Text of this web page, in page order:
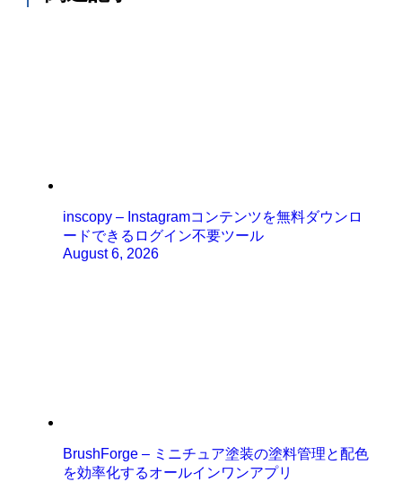
inscopy – Instagramコンテンツを無料ダウンロ
ードできるログイン不要ツール
August 6, 2026
BrushForge – ミニチュア塗装の塗料管理と配色
を効率化するオールインワンアプリ